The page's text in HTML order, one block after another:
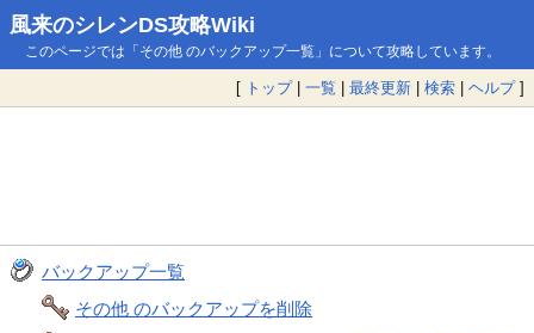
風来のシレンDS攻略Wiki
このページでは「その他 のバックアップ一覧」について攻略しています。
[ トップ| 一覧 | 最終更新 | 検索 | ヘルプ]
バックアップ一覧
その他 のバックアップを削除